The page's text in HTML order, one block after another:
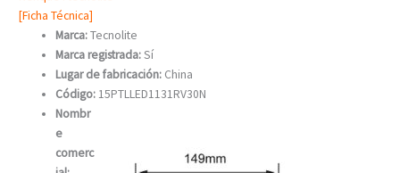
[Ficha Técnica]
Marca:Tecnolite
Marca registrada:Sí
Lugar de fabricación: China
Código: 15PTLLED1131RV30N
Nombr
e
comerc